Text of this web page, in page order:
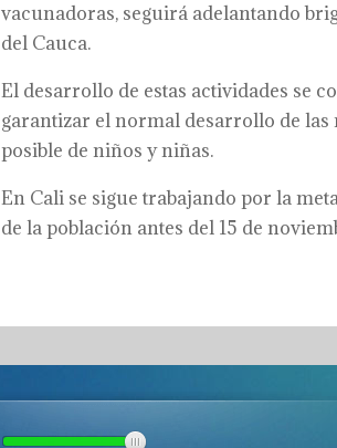
vacunadoras, seguirá adelantando
del Cauca.
El desarrollo de estas actividades se
garantizar el normal desarrollo de
posible de niños y niñas.
En Cali se sigue trabajando por la
de la población antes del 15 de